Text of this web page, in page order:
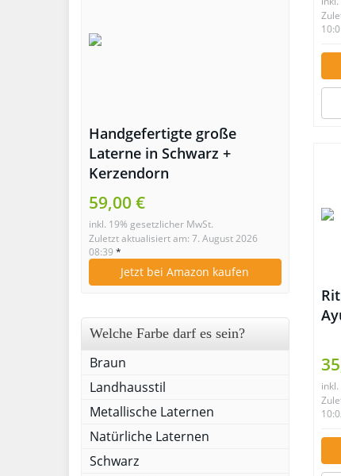
Handgefertigte große
Laterne in Schwarz +
Kerzendorn
59,00 €
inkl. 19% gesetzlicher MwSt.
Zuletzt aktualisiert am: 7. August 2026
08:39 *
Jetzt bei Amazon kaufen
Welche Farbe darf es sein?
Braun
Landhausstil
Metallische Laternen
Natürliche Laternen
Schwarz